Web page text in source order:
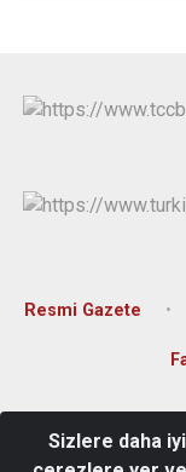
Resmi Gazete
Sizlere daha